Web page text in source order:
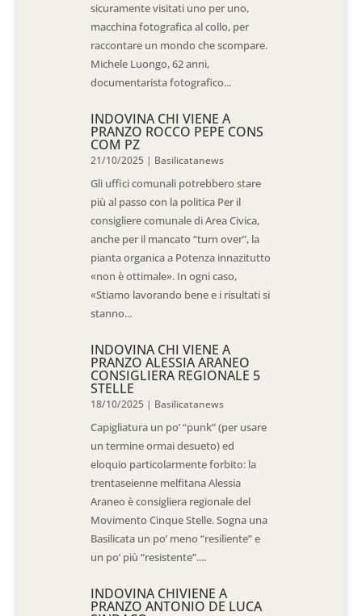
sicuramente visitati uno per uno,
macchina fotografica al collo, per
raccontare un mondo che scompare.
Michele Luongo, 62 anni,
documentarista fotografico...
INDOVINA CHI VIENE A
PRANZO ROCCO PEPE CONS
COM PZ
21/10/2025 | Basilicatanews
Gli uffici comunali potrebbero stare
più al passo con la politica Per il
consigliere comunale di Area Civica,
anche per il mancato “turn over”, la
pianta organica a Potenza innazitutto
«non è ottimale». In ogni caso,
«Stiamo lavorando bene e i risultati si
stanno...
INDOVINA CHI VIENE A
PRANZO ALESSIA ARANEO
CONSIGLIERA REGIONALE 5
STELLE
18/10/2025 | Basilicatanews
Capigliatura un po’ “punk” (per usare
un termine ormai desueto) ed
eloquio particolarmente forbito: la
trentaseienne melfitana Alessia
Araneo è consigliera regionale del
Movimento Cinque Stelle. Sogna una
Basilicata un po’ meno “resiliente” e
un po’ più “resistente”....
INDOVINA CHIVIENE A
PRANZO ANTONIO DE LUCA